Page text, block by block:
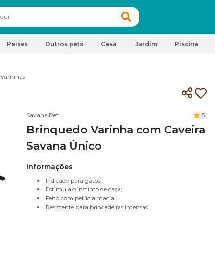
Peixes Outros pets Casa Jardim Piscina
Varinhas
Savana Pet 5
Brinquedo Varinha com Caveira
Savana Único
Informações
Indicado para gatos;
Estimula o instinto de caça;
Feito com pelúcia macia;
Resistente para brincadeiras intensas.